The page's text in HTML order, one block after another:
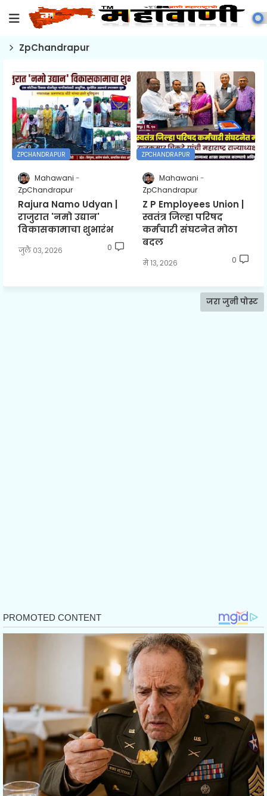
ZpChandrapur
ZPCHANDRAPUR
Mahawani
ZpChandrapur
Rajura Namo Udyan |
राजुरात 'नमो उद्यान'
विकासकामाचा शुभारंभ
जुलै ०३, २०२६ 0
ZPCHANDRAPUR
Mahawani
ZpChandrapur
Z P Employees Union |
स्वतंत्र जिल्हा परिषद
कर्मचारी संघटनेत मोठा
बदल
मे १३, २०२६ 0
जरा जुनी पोस्ट